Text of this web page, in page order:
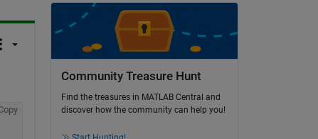
Community Treasure Hunt
Find the treasures in MATLAB Central and
discover how the community can help you!